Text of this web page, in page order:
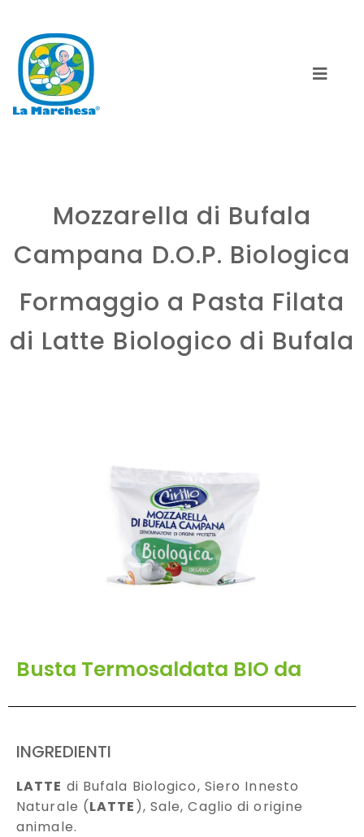
Mozzarella di Bufala
Campana D.O.P. Biologica
Formaggio a Pasta Filata
di Latte Biologico di Bufala
Busta Termosaldata BIO da
INGREDIENTI
LATTE di Bufala Biologico, Siero Innesto
Naturale (LATTE ), Sale, Caglio di origine
animale.